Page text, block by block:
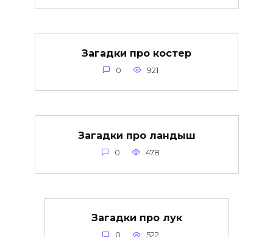
Загадки про костер
0 921
Загадки про ландыш
0 478
Загадки про лук
0 522